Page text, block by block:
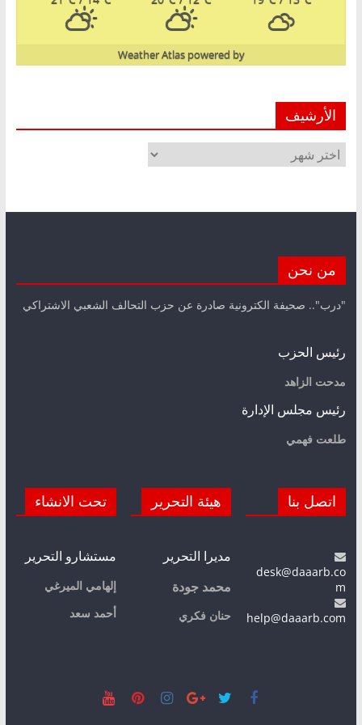
powered by
Weather Atlas
الأرشيف
الأرشيف
من نحن
"درب".. صحيفة الكترونية صادرة عن حزب التحالف الشعبي الاشتراكي
رئيس الحزب
مدحت الزاهد
رئيس مجلس الإدارة
طلعت فهمي
اتصل بنا
desk@daaarb.co
m
help@daaarb.com
هيئة التحرير
مديرا التحرير
محمد جودة
حنان فكري
تحت الانشاء
مستشارو التحرير
إلهامي الميرغي
أحمد سعد